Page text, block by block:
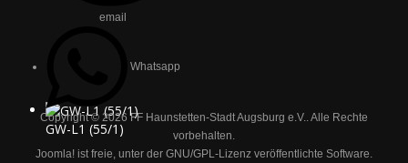
GW-L1 (55/1)
email
Whatsapp
Copyright © 2026 FF Haunstetten-Stadt Augsburg e.V.. Alle Rechte
vorbehalten.
Joomla! ist freie, unter der GNU/GPL-Lizenz veröffentlichte Software.